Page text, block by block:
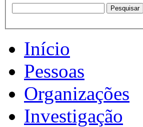
Início
Pessoas
Organizações
Investigação